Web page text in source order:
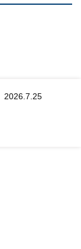
2026.7.25